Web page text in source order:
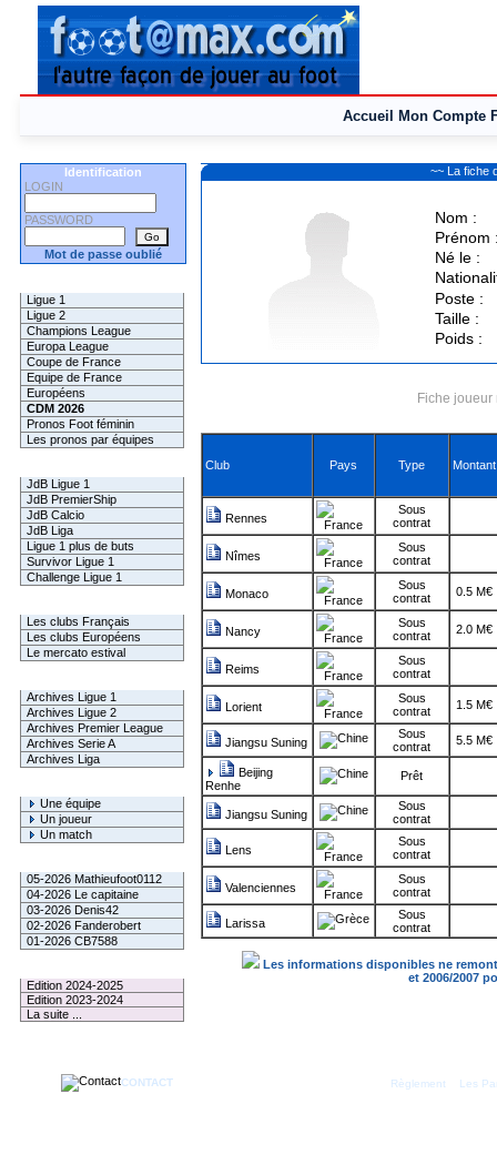
Accueil Mon Compte
Identification
LOGIN
PASSWORD
Mot de passe oublié
Ligue 1
Ligue 2
Champions League
Europa League
Coupe de France
Equipe de France
Européens
CDM 2026
Pronos Foot féminin
Les pronos par équipes
JdB Ligue 1
JdB PremierShip
JdB Calcio
JdB Liga
Ligue 1 plus de buts
Survivor Ligue 1
Challenge Ligue 1
Les clubs Français
Les clubs Européens
Le mercato estival
Archives Ligue 1
Archives Ligue 2
Archives Premier League
Archives Serie A
Archives Liga
Une équipe
Un joueur
Un match
05-2026 Mathieufoot0112
04-2026 Le capitaine
03-2026 Denis42
02-2026 Fanderobert
01-2026 CB7588
Edition 2024-2025
Edition 2023-2024
La suite ...
~~ La fiche
Nom :
Prénom
Né le :
Poste :
Taille :
Poids :
Fiche
Club Pays Type Montant
Rennes
Sous
contrat
Nîmes
Sous
contrat
Monaco
Sous
contrat
0.5 M€
Nancy
Sous
contrat
2.0 M€
Reims
Sous
contrat
Lorient
Sous
contrat
1.5 M€
Jiangsu Suning
Sous
contrat
5.5 M€
Beijing
Renhe
Prêt
Jiangsu Suning
Sous
contrat
Lens
Sous
contrat
Valenciennes
Sous
contrat
Larissa
Sous
contrat
Les informations disponibles ne
et 2006/2007
CONTACT Règlement Les